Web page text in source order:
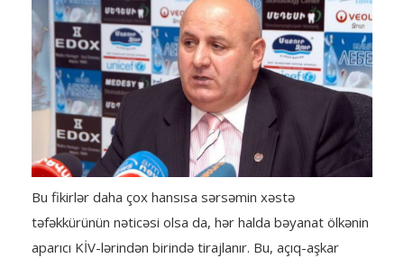
Bu fikirlər daha çox hansısa sərsəmin xəstə
təfəkkürünün nəticəsi olsa da, hər halda bəyanat ölkənin
aparıcı KİV-lərindən birində tirajlanır. Bu, açıq-aşkar